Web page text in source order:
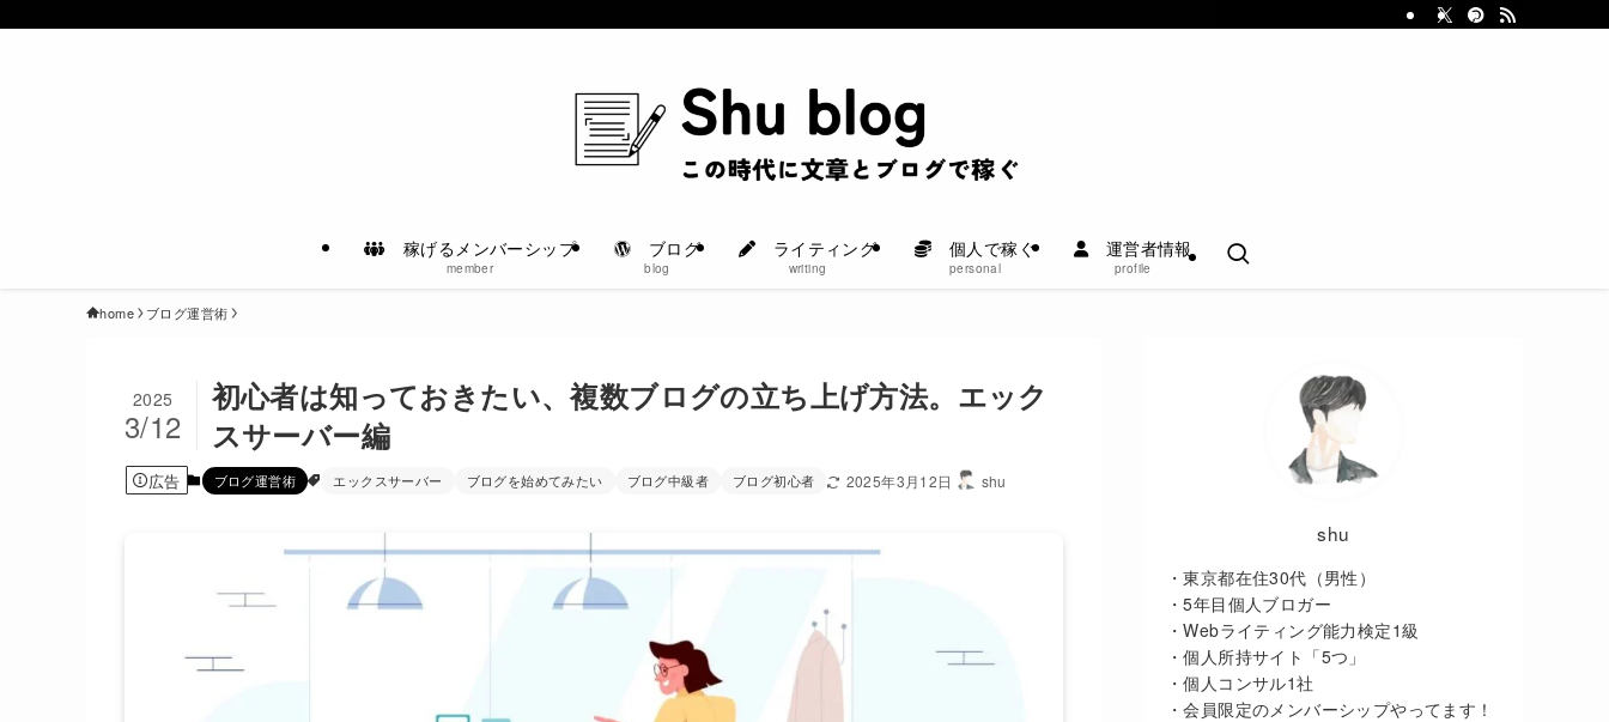
稼げるメンバーシップ
member
ブログ
blog
ライティング
writing
個人で稼ぐ
personal
運営者情報
profile
home ブログ運営術
初心者は知っておきたい、複数ブログの立ち上げ方法。エック
スサーバー編
2025
3/12
広告 ブログ運営術 エックスサーバー ブログを始めてみたい ブログ中級者 ブログ初心者 2025年3月12日 shu
shu
・東京都在住30代（男性）
・5年目個人ブロガー
・Webライティング能力検定1級
・個人所持サイト「5つ」
・個人コンサル1社
・会員限定のメンバーシップやってます！